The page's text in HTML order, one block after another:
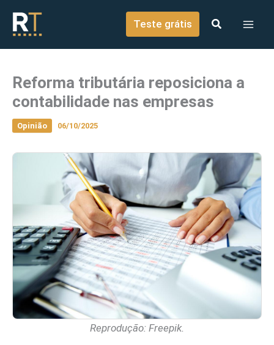
conteúdo
Teste grátis
Reforma tributária reposiciona a
contabilidade nas empresas
Opinião 06/10/2025
Reprodução: Freepik.